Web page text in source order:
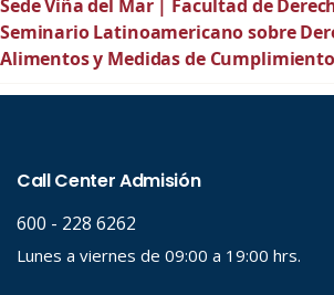
Sede Viña del Mar | Facultad de
Seminario Latinoamericano sobre
Alimentos y Medidas de Cumplimiento